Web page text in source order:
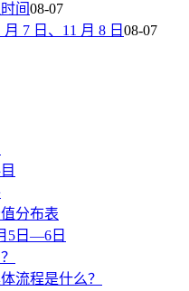
间08-07
7 日、11 月 8 日 08-07
分布表
5日—6日
流程是什么？